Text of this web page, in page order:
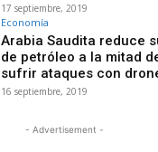
17 septiembre, 2019
Economía
Arabia Saudita reduce
de petróleo a la mitad
sufrir ataques con
16 septiembre, 2019
- Advertisement -